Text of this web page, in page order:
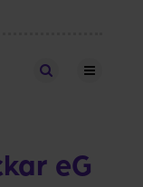
Stellen finden
eG